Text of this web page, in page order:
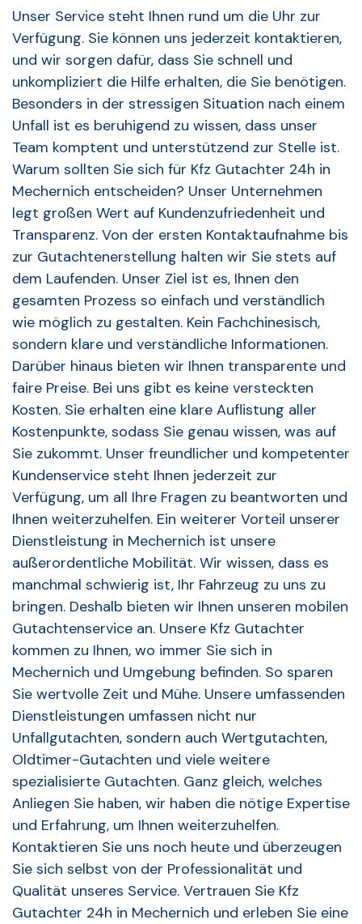
Unser Service steht Ihnen rund um die Uhr zur
Verfügung. Sie können uns jederzeit kontaktieren,
und wir sorgen dafür, dass Sie schnell und
unkompliziert die Hilfe erhalten, die Sie benötigen.
Besonders in der stressigen Situation nach einem
Unfall ist es beruhigend zu wissen, dass unser
Team komptent und unterstützend zur Stelle ist.
Warum sollten Sie sich für Kfz Gutachter 24h in
Mechernich entscheiden? Unser Unternehmen
legt großen Wert auf Kundenzufriedenheit und
Transparenz. Von der ersten Kontaktaufnahme bis
zur Gutachtenerstellung halten wir Sie stets auf
dem Laufenden. Unser Ziel ist es, Ihnen den
gesamten Prozess so einfach und verständlich
wie möglich zu gestalten. Kein Fachchinesisch,
sondern klare und verständliche Informationen.
Darüber hinaus bieten wir Ihnen transparente und
faire Preise. Bei uns gibt es keine versteckten
Kosten. Sie erhalten eine klare Auflistung aller
Kostenpunkte, sodass Sie genau wissen, was auf
Sie zukommt. Unser freundlicher und kompetenter
Kundenservice steht Ihnen jederzeit zur
Verfügung, um all Ihre Fragen zu beantworten und
Ihnen weiterzuhelfen. Ein weiterer Vorteil unserer
Dienstleistung in Mechernich ist unsere
außerordentliche Mobilität. Wir wissen, dass es
manchmal schwierig ist, Ihr Fahrzeug zu uns zu
bringen. Deshalb bieten wir Ihnen unseren mobilen
Gutachtenservice an. Unsere Kfz Gutachter
kommen zu Ihnen, wo immer Sie sich in
Mechernich und Umgebung befinden. So sparen
Sie wertvolle Zeit und Mühe. Unsere umfassenden
Dienstleistungen umfassen nicht nur
Unfallgutachten, sondern auch Wertgutachten,
Oldtimer-Gutachten und viele weitere
spezialisierte Gutachten. Ganz gleich, welches
Anliegen Sie haben, wir haben die nötige Expertise
und Erfahrung, um Ihnen weiterzuhelfen.
Kontaktieren Sie uns noch heute und überzeugen
Sie sich selbst von der Professionalität und
Qualität unseres Service. Vertrauen Sie Kfz
Gutachter 24h in Mechernich und erleben Sie eine